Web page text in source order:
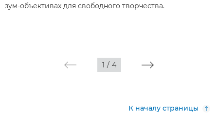
зум-объективах для свободного творчества.
1 / 4
К началу страницы